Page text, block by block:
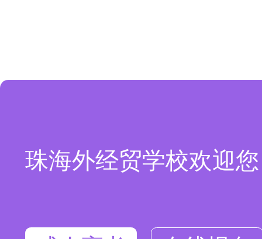
珠海外经贸学校欢迎